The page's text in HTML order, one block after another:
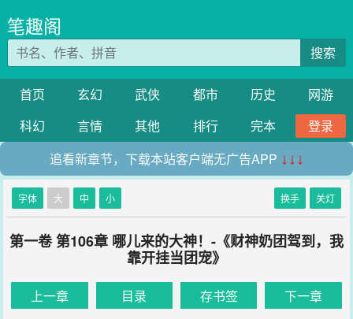
笔趣阁
搜索
首页 玄幻 武侠 都市 历史
网游
科幻
言情 其他 排行 完本
登录
追看新章节，下载本站客户端无广告APP ↓↓↓
字体 大 中 小 换手 关灯
第一卷 第106章 哪儿来的大神！-《财神奶团驾到，我
靠开挂当团宠》
上一章 目录 存书签 下一章